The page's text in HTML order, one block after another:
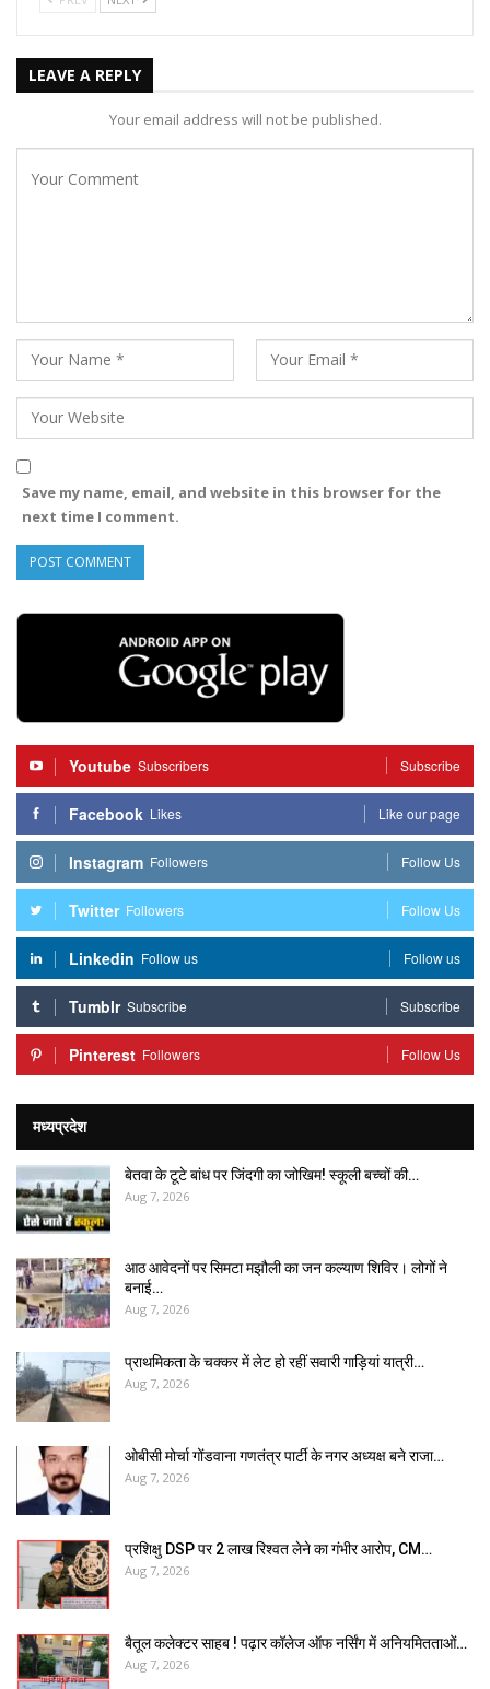
LEAVE A REPLY
Your email address will not be published.
Save my name, email, and website in this browser for the
next time I comment.
Youtube Subscribers Subscribe
Facebook Likes Like our page
Instagram Followers Follow Us
Twitter Followers Follow Us
Linkedin Follow us Follow us
Tumblr Subscribe Subscribe
Pinterest Followers Follow Us
मध्यप्रदेश
बेतवा के टूटे बांध पर जिंदगी का जोखिम! स्कूली बच्चों की…
Aug 7, 2026
आठ आवेदनों पर सिमटा मझौली का जन कल्याण शिविर। लोगों ने
बनाई…
Aug 7, 2026
प्राथमिकता के चक्कर में लेट हो रहीं सवारी गाड़ियां यात्री…
Aug 7, 2026
ओबीसी मोर्चा गोंडवाना गणतंत्र पार्टी के नगर अध्यक्ष बने राजा…
Aug 7, 2026
प्रशिक्षु DSP पर ₹2 लाख रिश्वत लेने का गंभीर आरोप, CM…
Aug 7, 2026
बैतूल कलेक्टर साहब ! पढ़ार कॉलेज ऑफ नर्सिंग में अनियमितताओं…
Aug 7, 2026